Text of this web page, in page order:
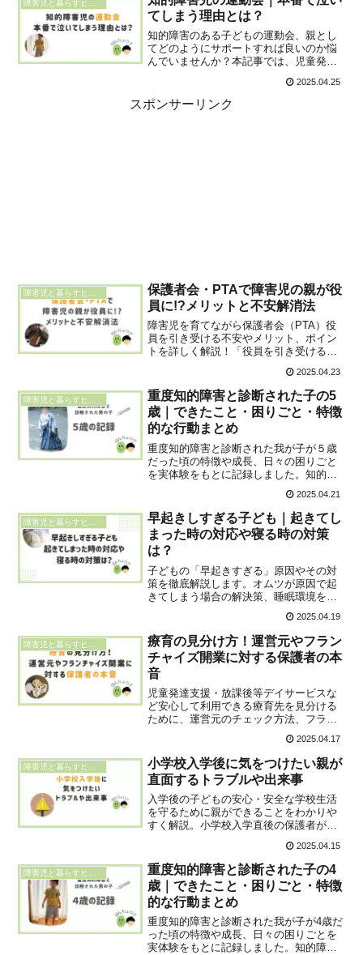
チしていく上では大切です。
障害児と暮らすヒント
てしまう理由とは？
知的障害のある子どもの運動会、親とし
てどのようにサポートすれば良いのか悩
んでいませんか？本記事では、児童発達
体験をもとに、練習と本番での違い、親
ができる工夫、当日のスムーズな立ち回
り方を解説します。
2025.04.25
スポンサーリンク
障害児と暮らすヒント
保護者会・PTAで障害児の親が役
員に!?メリットと不安解消法
障害児を育てながら保護者会（PTA）役
員を引き受ける不安やメリット、ポイン
トを詳しく解説！「役員を引き受けるべ
数々の役員経験を持つパトまめが、役員
活動を通じた地域との繋がりや子どもへ
の影響を共有します。
2025.04.23
重度知的障害と診断された子の5
歳｜できたこと・困りごと・特徴
的な行動まとめ
重度知的障害と診断された我が子が５歳
だった頃の特徴や成長、日々の困りごと
を実体験をもとに記録しました。知的障
や、親としてどのように関わってきたか
を具体的に紹介。同じような悩みを持つ
方への参考になれば嬉しいです。
2025.04.21
早起きしすぎる子ども｜起きてし
まった時の対応や寝る時の対策
は？
子どもの「早起きすぎる」原因やその対
策を徹底解説します。オムツが原因で起
きてしまう場合の解決策、睡眠環境を整
起きてしまったときの親の対応方法を紹
介します。夜間のオムツの選び方から環
境調整についても説明します。
2025.04.19
療育の見分け方！運営元やフラン
チャイズ開業に対する保護者の本
音
児童発達支援・放課後等デイサービスな
ど安心して利用できる療育先を見分ける
ために、運営元のチェック方法、フラン
保護者目線で解説。「安心して預けた
い」「信頼できる療育を選びたい」そん
な保護者に役立つ情報をブログで紹介し
ます。
2025.04.17
障害児と暮らすヒント
小学校入学後に気をつけたい親が
直面するトラブルや出来事
入学後の子どもの安心・安全な学校生活
を守るために親ができることをわかりや
すく解説。小学校入学直後の保護者が直
が家に訪ねてくるといった実際の体験を
もとに、気をつけたいポイントを紹介し
ます。
2025.04.15
障害児と暮らすヒント
重度知的障害と診断された子の4
歳｜できたこと・困りごと・特徴
的な行動まとめ
重度知的障害と診断された我が子が4歳だ
った頃の特徴や成長、日々の困りごとを
実体験をもとに記録しました。知的障害